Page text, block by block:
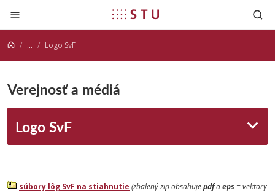
Prejsť na obsah
... Logo SvF
Verejnosť a médiá
Logo SvF
súbory lôg SvF na stiahnutie (zbalený zip obsahujepdfaeps = vektory